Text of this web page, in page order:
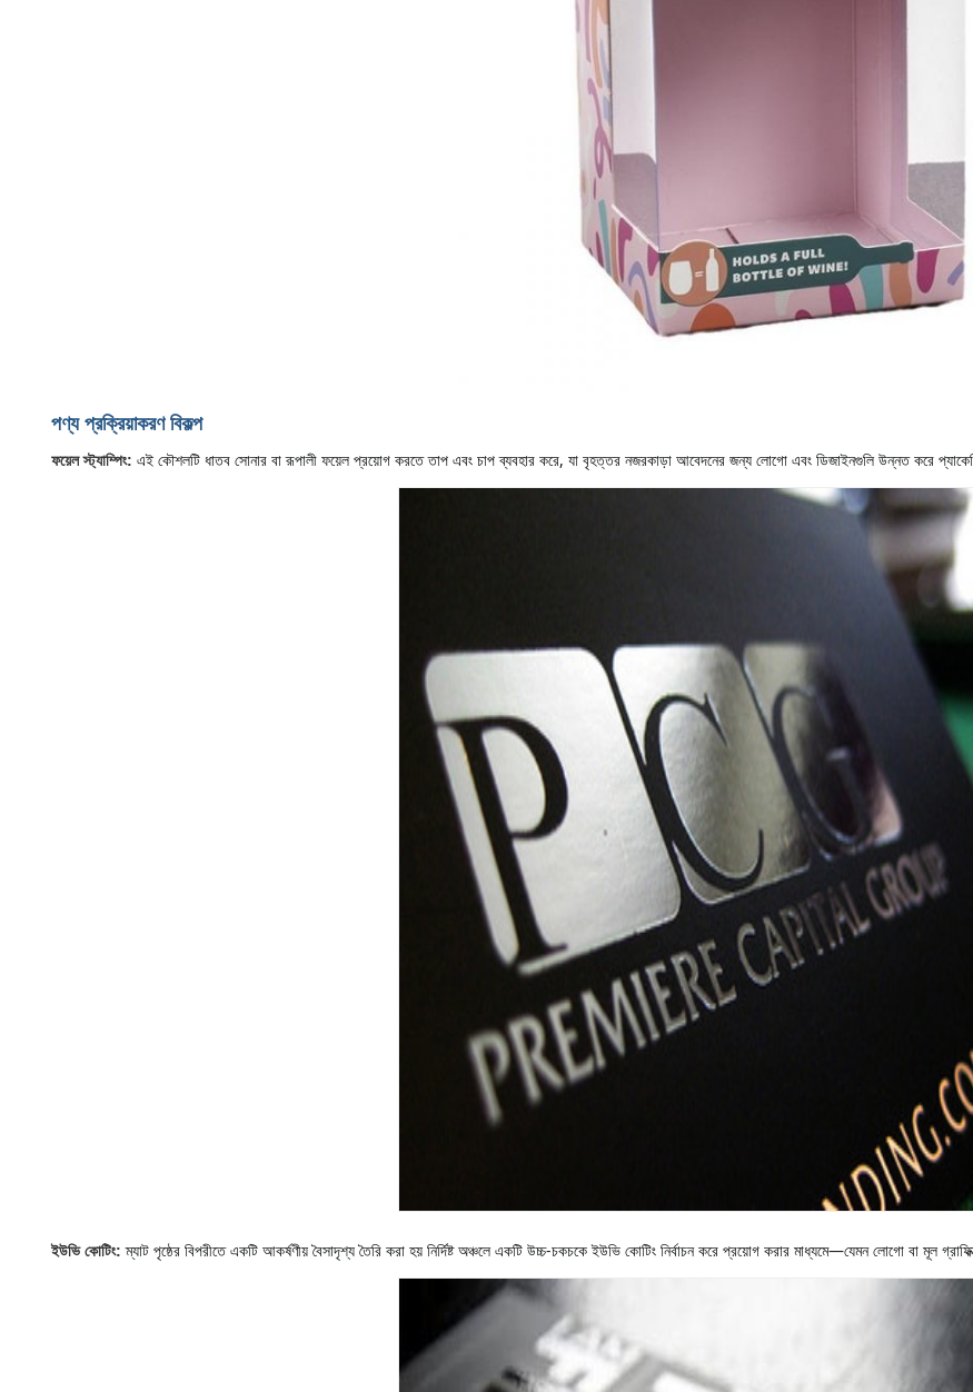
পণ্য প্রক্রিয়াকরণ বিকল্প
ফয়েল স্ট্যাম্পিং: এই কৌশলটি ধাতব সোনার বা রূপালী ফয়েল প্রয়োগ করতে তাপ এবং চাপ ব্যবহার করে, যা বৃহত্তর নজরকাড়া আবেদনের জন্য লোগো এবং ডিজাইনগুলি উন্নত করে
ইউভি কোটিং: ম্যাট পৃষ্ঠের বিপরীতে একটি আকর্ষণীয় বৈসাদৃশ্য তৈরি করা হয় নির্দিষ্ট অঞ্চলে একটি উচ্চ-চকচকে ইউভি কোটিং নির্বাচন করে প্রয়োগ করার মাধ্যমে—যেমন লোগো বা মূল